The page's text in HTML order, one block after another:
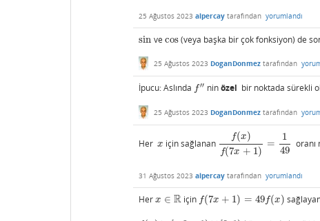
25 Ağustos 2023 alpercay tarafından yorumlandı
sin
sin ve cos
cos(veya başka bir çok fonksiyon) de
25 Ağustos 2023 DoganDonmez tarafından
İpucu: Aslında f′′
f″ ninözel bir noktada sürekli
25 Ağustos 2023 DoganDonmez tarafından
Her x
x için sağlanan
f(x)
f(7x + 1)
=
1
49
f(x)f(7x+1)=1 49 oranı
31 Ağustos 2023 alpercay tarafından yorumlandı
Her x ∈ R
x∈R için f(7x + 1) = 49f(x)
f(7x+1)= 49f (x)